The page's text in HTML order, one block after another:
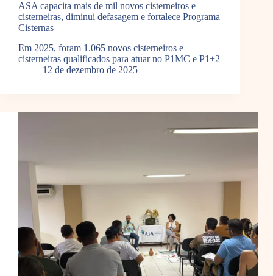
ASA capacita mais de mil novos cisterneiros e
cisterneiras, diminui defasagem e fortalece Programa
Cisternas
Em 2025, foram 1.065 novos cisterneiros e
cisterneiras qualificados para atuar no P1MC e P1+2
12 de dezembro de 2025